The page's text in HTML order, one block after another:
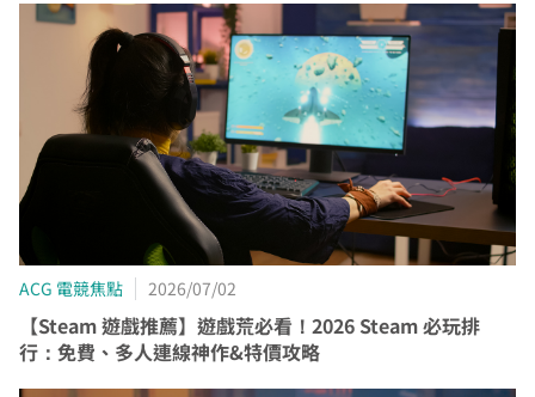
創！計量光纖
路品質
動看DAZN
流影音介紹
門付費頻道
位有線電視
節目表
tv免費看
慧生活家電
心
嘉
ACG 電競焦點 2026/07/02
【Steam 遊戲推薦】遊戲荒必看！2026 Steam 必玩排
行：免費、多人連線神作&特價攻略